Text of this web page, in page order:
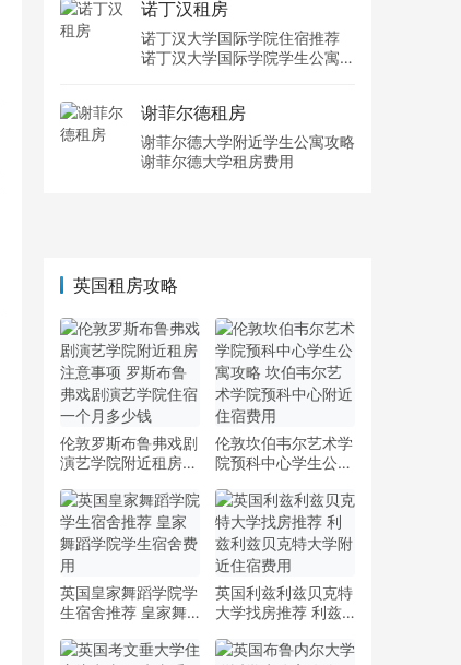
诺丁汉租房
诺丁汉大学国际学院住宿推荐
诺丁汉大学国际学院学生公寓多
谢菲尔德租房
谢菲尔德大学附近学生公寓攻略
谢菲尔德大学租房费用
英国租房攻略
伦敦罗斯布鲁弗戏剧
演艺学院附近租房注
戏剧演艺学院住宿一
个月多少钱
伦敦坎伯韦尔艺术学
院预科中心学生公寓
学院预科中心附近住
宿费用
英国皇家舞蹈学院学
生宿舍推荐 皇家舞
英国利兹利兹贝克特
大学找房推荐 利兹
住宿费用